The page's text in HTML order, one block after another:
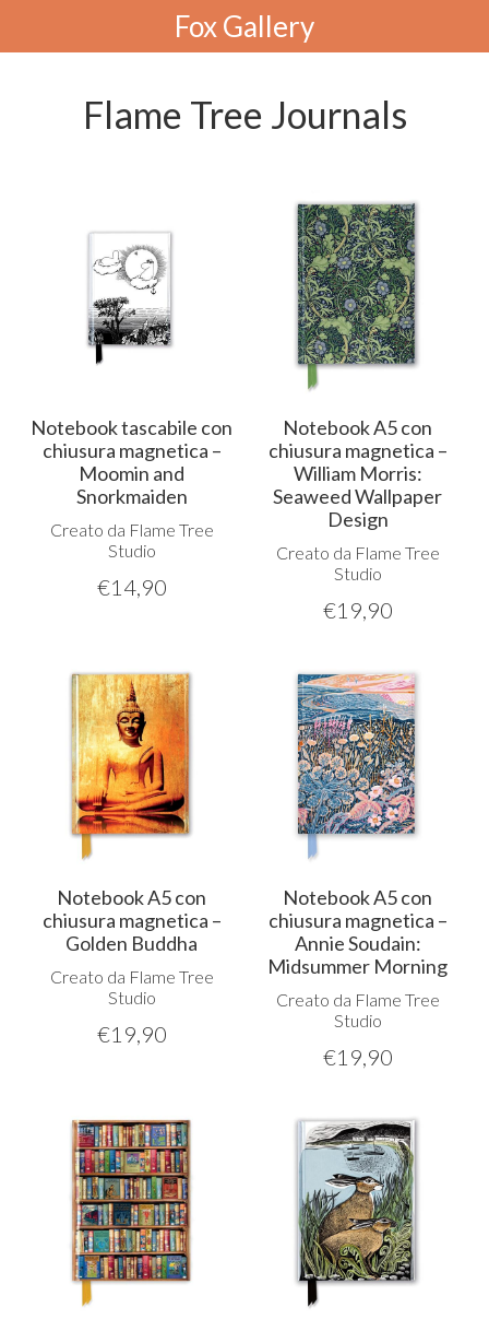
Fox Gallery
Flame Tree Journals
Notebook tascabile con
chiusura magnetica –
Moomin and
Snorkmaiden
Creato da Flame Tree
Studio
€14,90
Notebook A5 con
chiusura magnetica –
William Morris:
Seaweed Wallpaper
Design
Creato da Flame Tree
Studio
€19,90
Notebook A5 con
chiusura magnetica –
Golden Buddha
Creato da Flame Tree
Studio
€19,90
Notebook A5 con
chiusura magnetica –
Annie Soudain:
Midsummer Morning
Creato da Flame Tree
Studio
€19,90